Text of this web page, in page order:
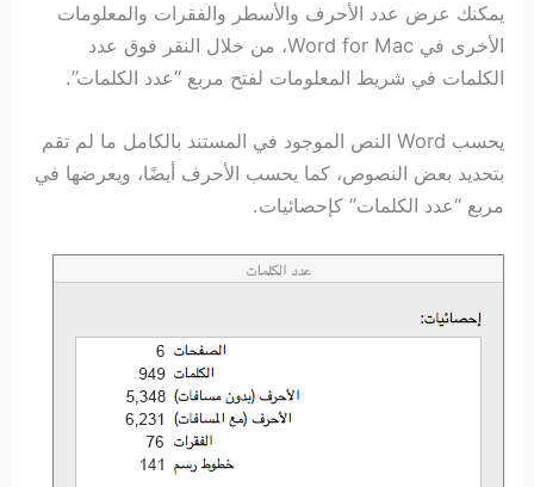
يمكنك عرض عدد الأحرف والأسطر والفقرات والمعلومات
الأخرى في Word for Mac، من خلال النقر فوق عدد
الكلمات في شريط المعلومات لفتح مربع “عدد الكلمات”.
يحسب Word النص الموجود في المستند بالكامل ما لم تقم
بتحديد بعض النصوص، كما يحسب الأحرف أيضًا، ويعرضها في
مربع “عدد الكلمات” كإحصائيات.